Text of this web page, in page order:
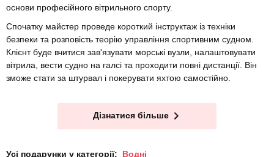
основи професійного вітрильного спорту.
Спочатку майстер проведе короткий інструктаж із техніки
безпеки та розповість теорію управління спортивним судном.
Клієнт буде вчитися зав'язувати морські вузли, налаштовувати
вітрила, вести судно на галсі та проходити повні дистанції. Він
зможе стати за штурвал і покерувати яхтою самостійно.
Дізнатися більше
Усі подарунки у категорії: Водні